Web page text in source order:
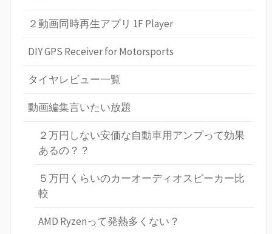
２動画同時再生アプリ 1F Player
DIY GPS Receiver for Motorsports
タイヤレビュー一覧
動画編集言いたい放題
２万円しない安価な自動車用アンプって効果
あるの？？
５万円くらいのカーオーディオスピーカー比
較
AMD Ryzenって発熱多くない？